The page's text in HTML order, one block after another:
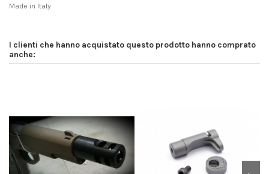
Made in Italy
I clienti che hanno acquistato questo prodotto hanno comprato
anche: